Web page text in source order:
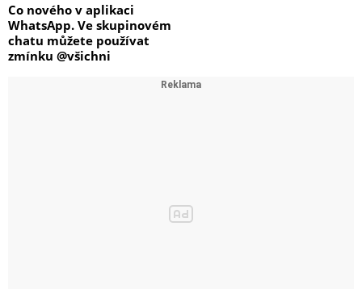
Co nového v aplikaci
WhatsApp. Ve skupinovém
chatu můžete používat
zmínku @všichni